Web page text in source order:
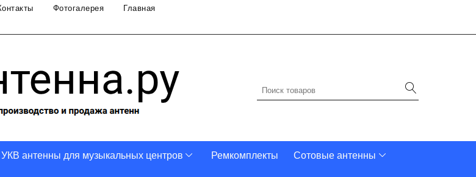
Фотогалерея
Главная
УКВ антенны для музыкальных центров Ремкомплекты Сотовые антенны